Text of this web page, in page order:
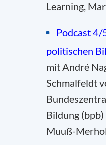
Learning,
Podcast 4/
politischen
mit André
Schmalfeldt
Bildung
Muuß-